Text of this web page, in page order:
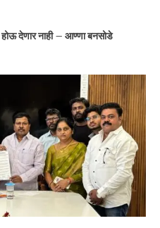
होऊ देणार नाही – आण्णा बनसोडे